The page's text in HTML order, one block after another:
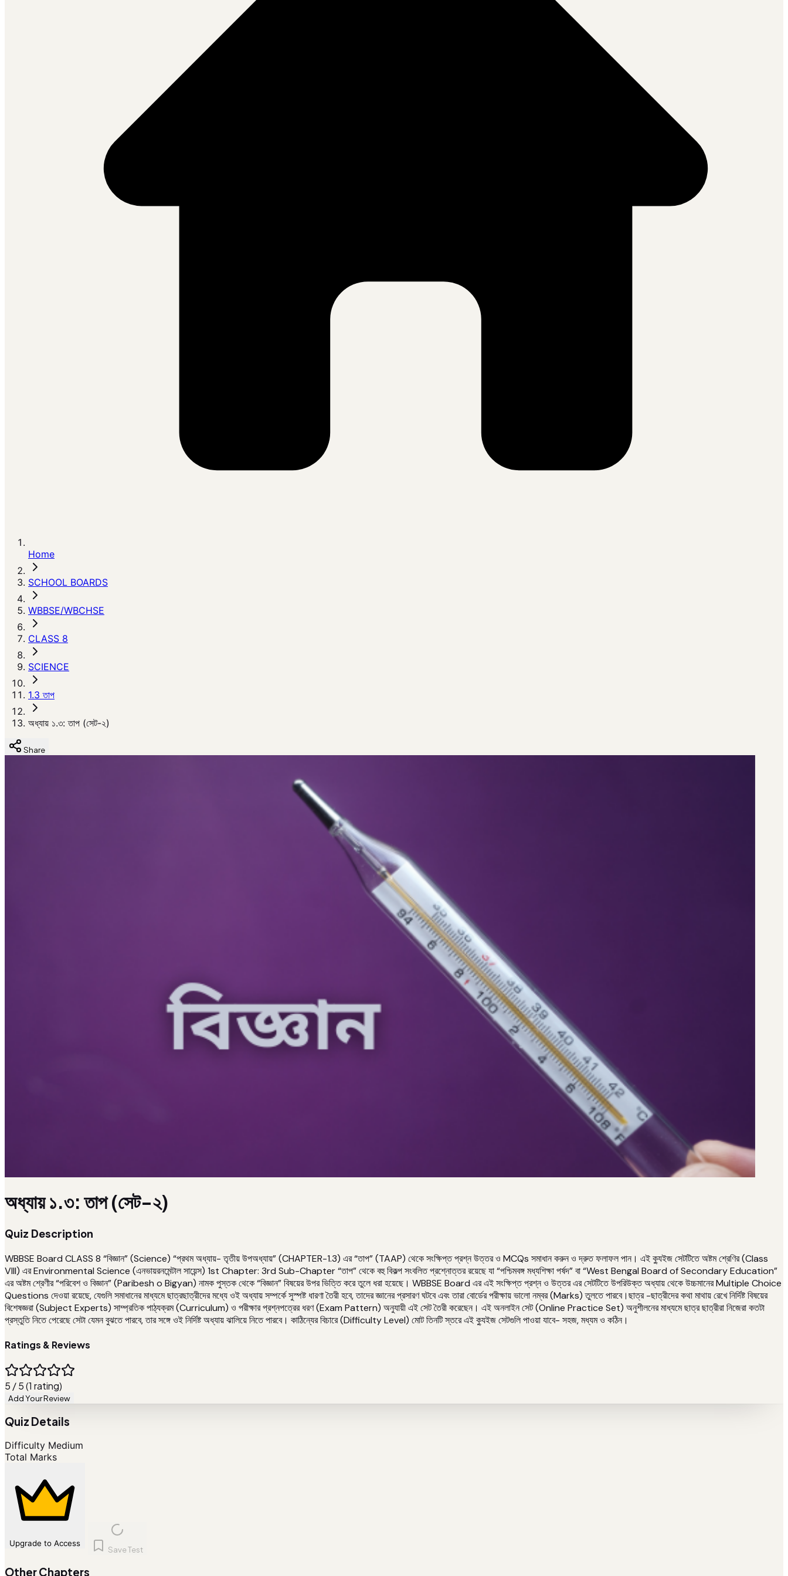
Home
SCHOOL BOARDS
WBBSE/WBCHSE
CLASS 8
SCIENCE
1.3 তাপ
অধ্যায় ১.৩: তাপ (সেট-২)
Share
অধ্যায় ১.৩: তাপ (সেট-২)
Quiz Description
WBBSE Board CLASS 8 “বিজ্ঞান” (Science) “প্রথম অধ্যায়- তৃতীয় উপঅধ্যায়” (CHAPTER-1.3) এর “তাপ” (TAAP) থেকে সংক্ষিপ্ত প্রশ্ন উত্তর ও MCQs সমাধান করুন ও দ্রুত ফলাফল পান। এই ক্যুইজ সেটটিতে অষ্টম শ্রেণির (Class
VIII) এর Environmental Science (এনভায়রনমেন্টাল সায়েন্স) 1st Chapter: 3rd Sub-Chapter “তাপ” থেকে বহু বিকল্প সংবলিত প্রশ্নোত্তর রয়েছে যা “পশ্চিমবঙ্গ মধ্যশিক্ষা পর্ষদ” বা “West Bengal Board of Secondary Education”
এর অষ্টম শ্রেণীর “পরিবেশ ও বিজ্ঞান” (Paribesh o Bigyan) নামক পুস্তক থেকে “বিজ্ঞান” বিষয়ের উপর ভিত্তি করে তুলে ধরা হয়েছে। WBBSE Board এর এই সংক্ষিপ্ত প্রশ্ন ও উত্তর এর সেটটিতে উপরিউক্ত অধ্যায় থেকে উচ্চমানের Multiple Choice
Questions দেওয়া রয়েছে, যেগুলি সমাধানের মাধ্যমে ছাত্রছাত্রীদের মধ্যে ওই অধ্যায় সম্পর্কে সুস্পষ্ট ধারণা তৈরী হবে, তাদের জ্ঞানের প্রসারণ ঘটবে এবং তারা বোর্ডের পরীক্ষায় ভালো নম্বর (Marks) তুলতে পারবে।ছাত্র -ছাত্রীদের কথা মাথায় রেখে নির্দিষ্ট বিষয়ের
বিশেষজ্ঞরা (Subject Experts) সাম্প্রতিক পাঠ্যক্রম (Curriculum) ও পরীক্ষার প্রশ্নপত্রের ধরণ (Exam Pattern) অনুযায়ী এই সেট তৈরী করেছেন। এই অনলাইন সেট (Online Practice Set) অনুশীলনের মাধ্যমে ছাত্র ছাত্রীরা নিজেরা কতটা
প্রস্তুতি নিতে পেরেছে সেটা যেমন বুঝতে পারবে, তার সঙ্গে ওই নির্দিষ্ট অধ্যায় ঝালিয়ে নিতে পারবে। কাঠিন্যের বিচারে (Difficulty Level) মোট তিনটি স্তরে এই ক্যুইজ সেটগুলি পাওয়া যাবে- সহজ, মধ্যম ও কঠিন।
Ratings & Reviews
5 / 5 (1 rating)
Add Your Review
Quiz Details
Difficulty Medium
Total Marks
Upgrade to Access
Save Test
Other Chapters